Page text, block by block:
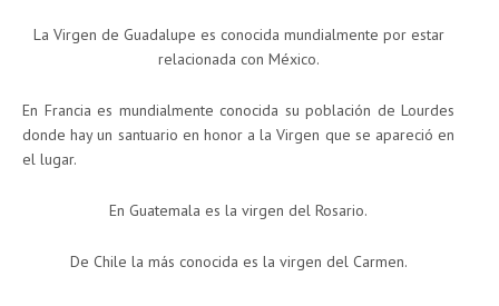
La Virgen de Guadalupe es conocida mundialmente por estar
relacionada con México.
En Francia es mundialmente conocida su población de Lourdes
donde hay un santuario en honor a la Virgen que se apareció en
el lugar.
En Guatemala es la virgen del Rosario.
De Chile la más conocida es la virgen del Carmen.